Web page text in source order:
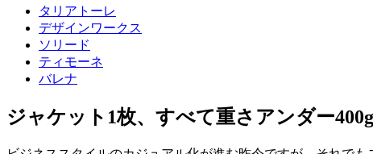
タリアトーレ
デザインワークス
ソリード
ティモーネ
バレナ
ジャケット1枚、すべて重さアンダー